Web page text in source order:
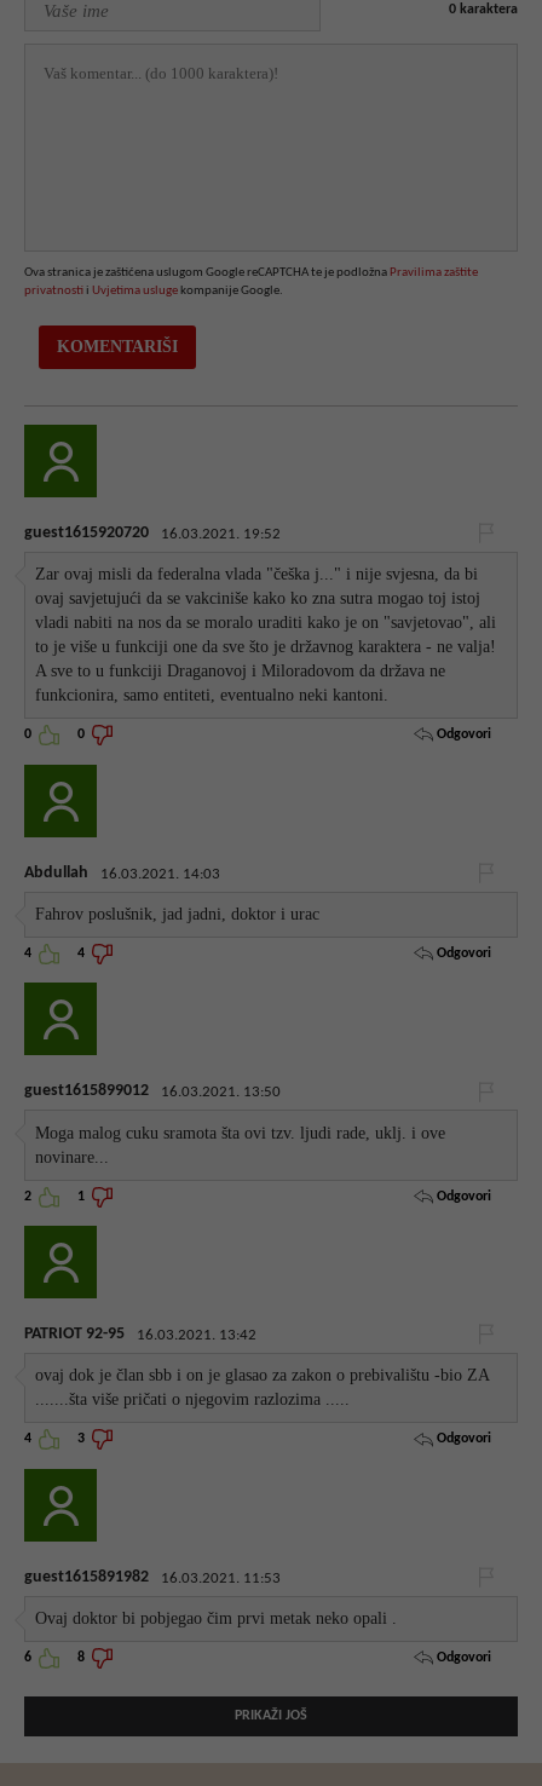
0 karaktera
Ova stranica je zaštićena uslugom Google reCAPTCHA te je podložna Pravilima zaštite
privatnosti i Uvjetima usluge kompanije Google.
guest1615920720 16.03.2021. 19:52
Zar ovaj misli da federalna vlada "češka j..." i nije svjesna, da bi
ovaj savjetujući da se vakciniše kako ko zna sutra mogao toj istoj
vladi nabiti na nos da se moralo uraditi kako je on "savjetovao", ali
to je više u funkciji one da sve što je državnog karaktera - ne valja!
A sve to u funkciji Draganovoj i Miloradovom da država ne
funkcionira, samo entiteti, eventualno neki kantoni.
0 0 Odgovori
Abdullah 16.03.2021. 14:03
Fahrov poslušnik, jad jadni, doktor i urac
4 4 Odgovori
guest1615899012 16.03.2021. 13:50
Moga malog cuku sramota šta ovi tzv. ljudi rade, uklj. i ove
novinare...
2 1 Odgovori
PATRIOT 92-95 16.03.2021. 13:42
ovaj dok je član sbb i on je glasao za zakon o prebivalištu -bio ZA
.......šta više pričati o njegovim razlozima .....
4 3 Odgovori
guest1615891982 16.03.2021. 11:53
Ovaj doktor bi pobjegao čim prvi metak neko opali .
6 8 Odgovori
PRIKAŽI JOŠ